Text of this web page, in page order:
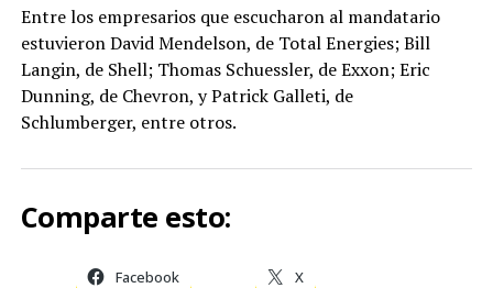
Entre los empresarios que escucharon al mandatario
estuvieron David Mendelson, de Total Energies; Bill
Langin, de Shell; Thomas Schuessler, de Exxon; Eric
Dunning, de Chevron, y Patrick Galleti, de
Schlumberger, entre otros.
Comparte esto:
Facebook X